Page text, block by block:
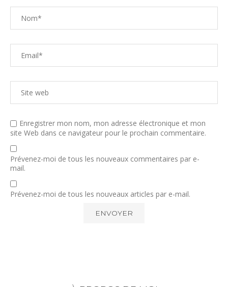
Enregistrer mon nom, mon adresse électronique et mon
site Web dans ce navigateur pour le prochain commentaire.
Prévenez-moi de tous les nouveaux commentaires par e-
mail.
Prévenez-moi de tous les nouveaux articles par e-mail.